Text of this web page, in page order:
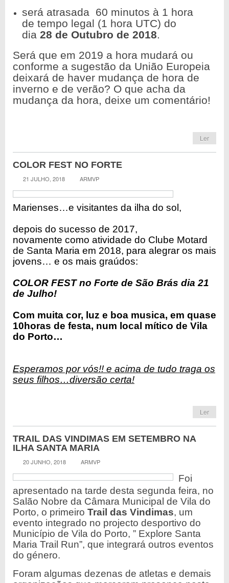
será atrasada 60 minutos à 1 hora
de tempo legal (1 hora UTC) do
dia 28 de Outubro de 2018.
Será que em 2019 a hora mudará ou
conforme a sugestão da União Europeia
deixará de haver mudança de hora de
inverno e de verão? O que acha da
mudança da hora, deixe um comentário!
Ler
COLOR FEST NO FORTE
21 JULHO, 2018 ARMVP
Marienses…e visitantes da ilha do sol,
depois do sucesso de 2017,
novamente como atividade do Clube Motard
de Santa Maria em 2018, para alegrar os mais
jovens… e os mais graúdos:
COLOR FEST no Forte de São Brás dia 21
de Julho!
Com muita cor, luz e boa musica, em quase
10horas de festa, num local mítico de Vila
do Porto…
Esperamos por vós!! e acima de tudo traga os
seus filhos…diversão certa!
Ler
TRAIL DAS VINDIMAS EM SETEMBRO NA
ILHA SANTA MARIA
20 JUNHO, 2018 ARMVP
Foi
apresentado na tarde desta segunda feira, no
Salão Nobre da Câmara Municipal de Vila do
Porto, o primeiro Trail das Vindimas, um
evento integrado no projecto desportivo do
Município de Vila do Porto, ” Explore Santa
Maria Trail Run”, que integrará outros eventos
do género.
Foram algumas dezenas de atletas e demais